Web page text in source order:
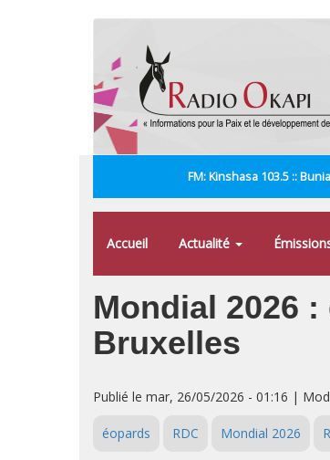
FM: Kinshasa 103.5 ::
Accueil Actualité
Mondial 2026
Bruxelles
Publié le mar, 26/05/2026 - 01:16 |
éopards RDC Mondial 2026